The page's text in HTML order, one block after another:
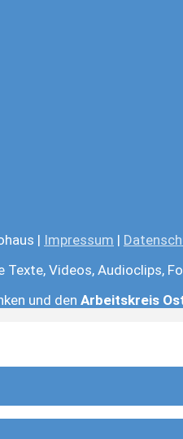
| Impressum |
Texte, Videos,
und den Arbeitskreis